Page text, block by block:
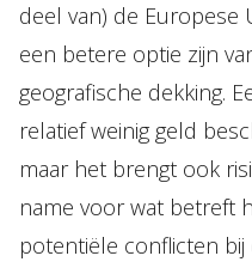
deel van) de Europese
een betere optie zijn
geografische dekking.
relatief weinig geld
maar het brengt ook
name voor wat betreft
potentiële conflicten bij